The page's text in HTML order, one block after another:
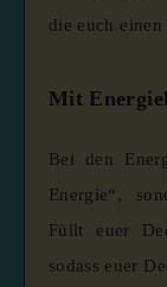
die euch
Mit
Bei den
Energie“,
Füllt euer
sodass euer